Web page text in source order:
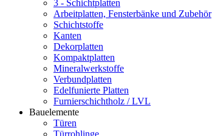
3 - Schichtplatten
Arbeitplatten, Fensterbänke und Zubehör
Schichtstoffe
Kanten
Dekorplatten
Kompaktplatten
Mineralwerkstoffe
Verbundplatten
Edelfunierte Platten
Furnierschichtholz / LVL
Bauelemente
Türen
Türrohlinge